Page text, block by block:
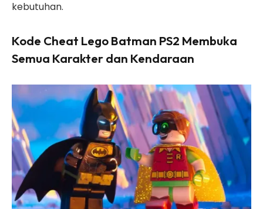
kebutuhan.
Kode Cheat Lego Batman PS2 Membuka
Semua Karakter dan Kendaraan